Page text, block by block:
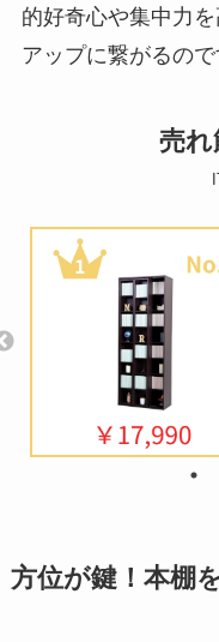
的好奇心や集中力
アップに繋がるので
売
方位が鍵！本棚